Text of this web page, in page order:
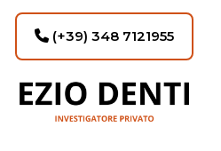
(+39) 348 7121955